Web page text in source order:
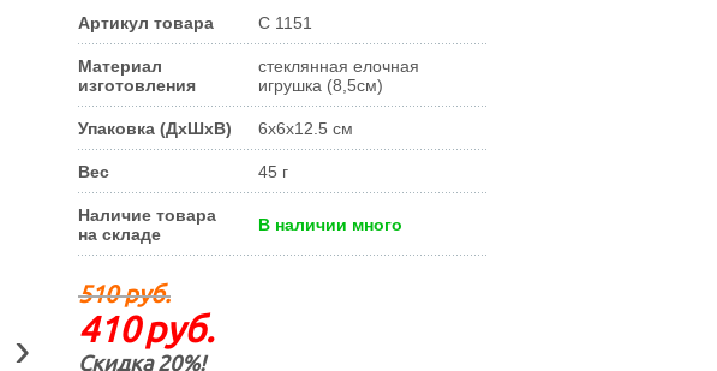
›
Артикул товара С 1151
Материал
изготовления
стеклянная елочная
игрушка (8,5см)
Упаковка (ДxШxВ) 6x6x12.5 см
Вес 45 г
Наличие товара
на складе
В наличии много
510 руб.
410руб.
Скидка 20%!